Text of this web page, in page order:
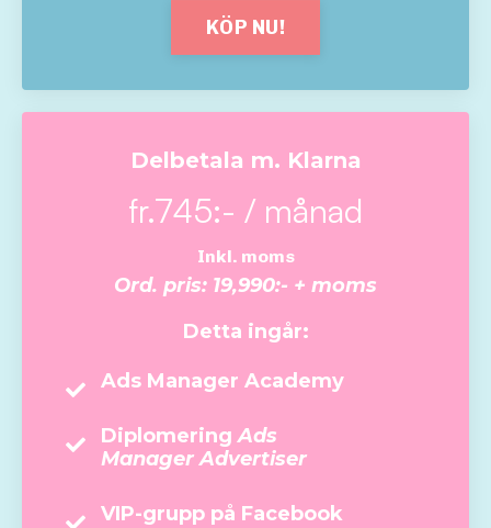
KÖP NU!
Delbetala m. Klarna
fr.745:- / månad
Inkl. moms
Ord. pris: 19,990:- + moms
Detta ingår:
Ads Manager Academy
DiplomeringAds
Manager Advertiser
VIP-grupp på Facebook